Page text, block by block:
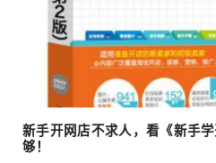
新手开网店不求人，看《新手
够！